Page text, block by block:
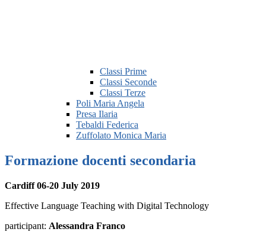
Classi Prime
Classi Seconde
Classi Terze
Poli Maria Angela
Presa Ilaria
Tebaldi Federica
Zuffolato Monica Maria
Formazione docenti secondaria
Cardiff 06-20 July 2019
Effective Language Teaching with Digital Technology
participant: Alessandra Franco